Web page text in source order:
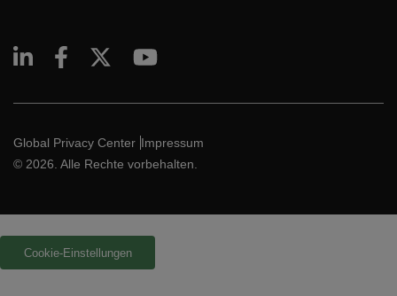
Global Privacy Center Impressum
© 2026. Alle Rechte vorbehalten.
Cookie-Einstellungen